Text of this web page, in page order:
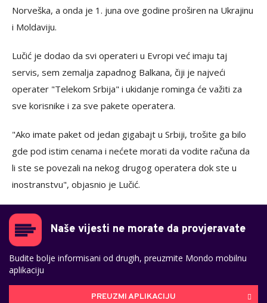
Norveška, a onda je 1. juna ove godine proširen na Ukrajinu
i Moldaviju.
Lučić je dodao da svi operateri u Evropi već imaju taj
servis, sem zemalja zapadnog Balkana, čiji je najveći
operater "Telekom Srbija" i ukidanje rominga će važiti za
sve korisnike i za sve pakete operatera.
"Ako imate paket od jedan gigabajt u Srbiji, trošite ga bilo
gde pod istim cenama i nećete morati da vodite računa da
li ste se povezali na nekog drugog operatera dok ste u
inostranstvu", objasnio je Lučić.
Naše vijesti ne morate da provjeravate
Budite bolje informisani od drugih, preuzmite Mondo mobilnu
aplikaciju
PREUZMI APLIKACIJU